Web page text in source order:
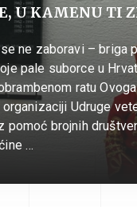
U KAMENU TI
ne zaboravi – briga
pale suborce u
ratu
Udruge
pomoć brojnih
…